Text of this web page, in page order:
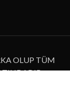
OLUP TÜM